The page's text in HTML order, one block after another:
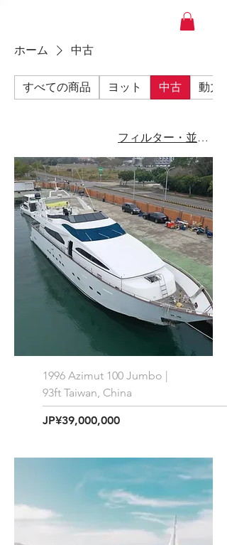
ホーム 中古
すべての商品 ヨット 中古 動力船
フィルター・並び替え
1996 Azimut 100 Jumbo |
93ft Taiwan, China
価格
JP¥39,000,000